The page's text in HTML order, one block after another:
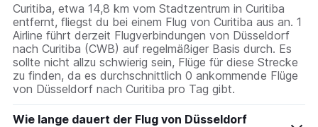
Curitiba, etwa 14,8 km vom Stadtzentrum in Curitiba
entfernt, fliegst du bei einem Flug von Curitiba aus an. 1
Airline führt derzeit Flugverbindungen von Düsseldorf
nach Curitiba (CWB) auf regelmäßiger Basis durch. Es
sollte nicht allzu schwierig sein, Flüge für diese Strecke
zu finden, da es durchschnittlich 0 ankommende Flüge
von Düsseldorf nach Curitiba pro Tag gibt.
Wie lange dauert der Flug von Düsseldorf